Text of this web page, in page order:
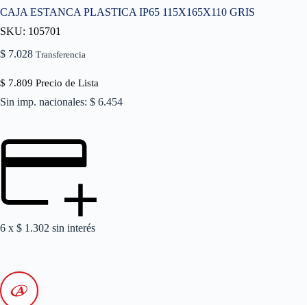
CAJA ESTANCA PLASTICA IP65 115X165X110 GRIS
SKU: 105701
$ 7.028 Transferencia
$ 7.809 Precio de Lista
Sin imp. nacionales: $ 6.454
6 x $ 1.302 sin interés